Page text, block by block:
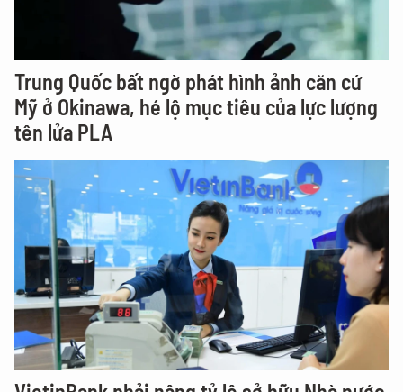
Trung Quốc bất ngờ phát hình ảnh căn cứ
Mỹ ở Okinawa, hé lộ mục tiêu của lực lượng
tên lửa PLA